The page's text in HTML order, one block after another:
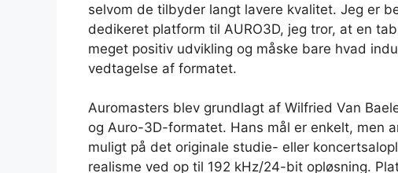
selvom de tilbyder langt lavere kvalitet. Jeg er
dedikeret platform til AURO3D, jeg tror, ​​at en
meget positiv udvikling og måske bare hvad
vedtagelse af formatet.
Auromasters blev grundlagt af Wilfried Van
og Auro-3D-formatet. Hans mål er enkelt, men
muligt på det originale studie- eller
realisme ved op til 192 kHz/24-bit opløsning.